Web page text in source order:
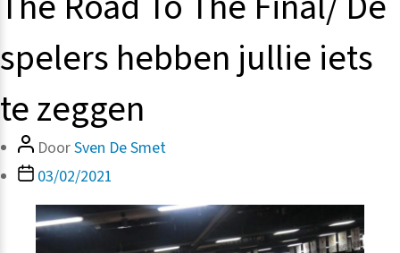
spelers hebben jullie iets
te zeggen
Bericht
auteur
DoorSven De Smet
Berichtdatum
03/02/2021